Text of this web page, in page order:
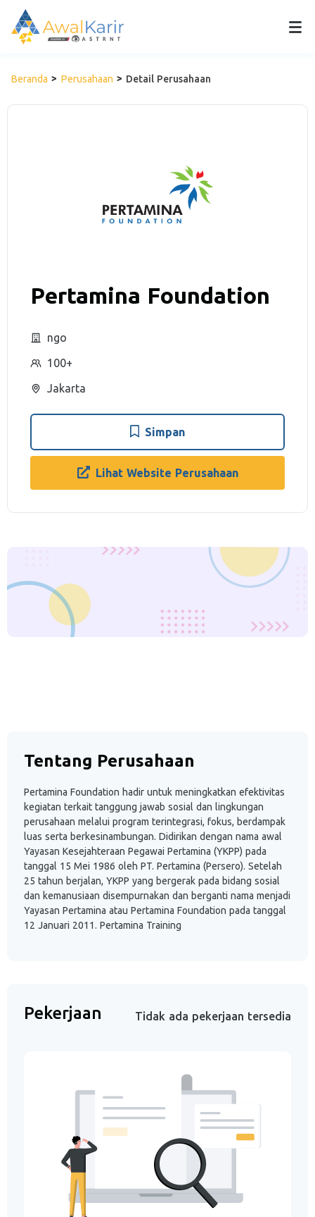
Beranda Perusahaan Detail Perusahaan
Pertamina Foundation
ngo
100+
Jakarta
Simpan
Lihat Website Perusahaan
Tentang Perusahaan
Pertamina Foundation hadir untuk meningkatkan efektivitas
kegiatan terkait tanggung jawab sosial dan lingkungan
perusahaan melalui program terintegrasi, fokus, berdampak
luas serta berkesinambungan. Didirikan dengan nama awal
Yayasan Kesejahteraan Pegawai Pertamina (YKPP) pada
tanggal 15 Mei 1986 oleh PT. Pertamina (Persero). Setelah
25 tahun berjalan, YKPP yang bergerak pada bidang sosial
dan kemanusiaan disempurnakan dan berganti nama menjadi
Yayasan Pertamina atau Pertamina Foundation pada tanggal
12 Januari 2011. Pertamina Training
Pekerjaan Tidak ada pekerjaan tersedia